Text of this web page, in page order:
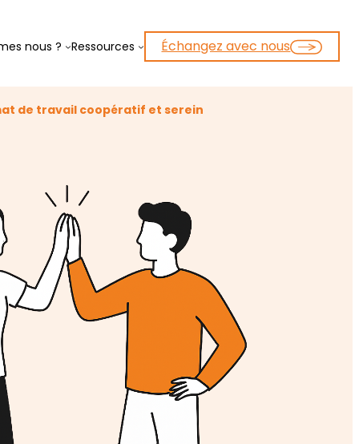
nous ? Ressources Échangez avec nous
de travail coopératif et serein